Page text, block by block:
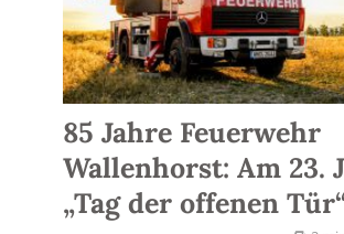
85 Jahre Feuerwehr
Wallenhorst: Am 23.
„Tag der offenen